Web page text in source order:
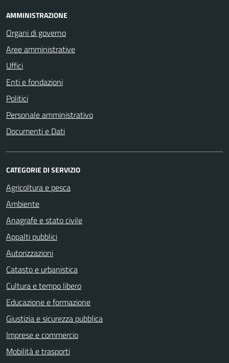
AMMINISTRAZIONE
Organi di governo
Aree amministrative
Uffici
Enti e fondazioni
Politici
Personale amministrativo
Documenti e Dati
CATEGORIE DI SERVIZIO
Agricoltura e pesca
Ambiente
Anagrafe e stato civile
Appalti pubblici
Autorizzazioni
Catasto e urbanistica
Cultura e tempo libero
Educazione e formazione
Giustizia e sicurezza pubblica
Imprese e commercio
Mobilità e trasporti